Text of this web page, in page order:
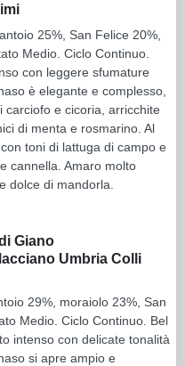
25%, San Felice 20%,
Medio. Ciclo Continuo.
con leggere sfumature
è elegante e complesso,
carciofo e cicoria, arricchite
di menta e rosmarino. Al
toni di lattuga di campo e
cannella. Amaro molto
dolce di mandorla.
Giano
Umbria Colli
29%, moraiolo 23%, San
Medio. Ciclo Continuo. Bel
intenso con delicate tonalità
si apre ampio e